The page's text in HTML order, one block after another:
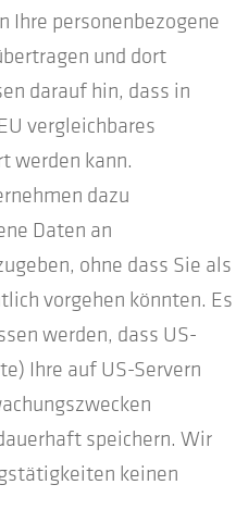
Ihre personenbezogene
und dort
darauf hin, dass in
vergleichbares
werden kann.
dazu
Daten an
ohne dass Sie als
vorgehen könnten. Es
werden, dass US-
Ihre auf US-Servern
speichern. Wir
keinen